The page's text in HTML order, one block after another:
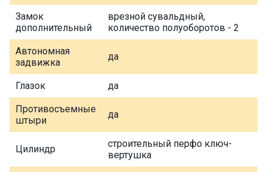
Замок
дополнительный
врезной сувальдный,
количество полуоборотов - 2
Автономная
задвижка
да
Глазок да
Противосъемные
штыри
да
Цилиндр
строительный перфо ключ-
вертушка